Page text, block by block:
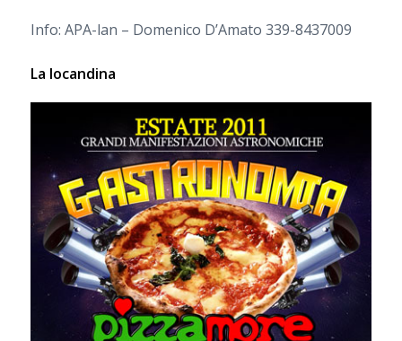
Info: APA-lan – Domenico D’Amato 339-8437009
La locandina